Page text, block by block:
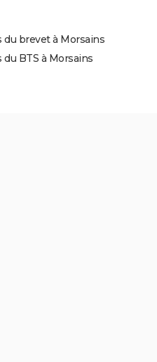
du brevet à Morsains
du BTS à Morsains